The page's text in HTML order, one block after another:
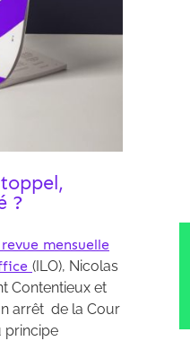
?
mensuelle
(ILO), Nicolas
Contentieux et
arrêt de la Cour
principe